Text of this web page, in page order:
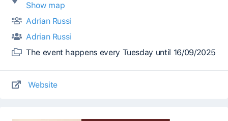
Show map
Adrian Russi
Adrian Russi
The event happens every Tuesday until 16/09/2025
Website